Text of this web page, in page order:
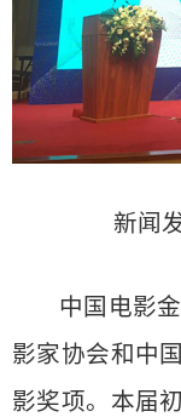
新闻
中国电影
影家协会和中
影奖项。本届